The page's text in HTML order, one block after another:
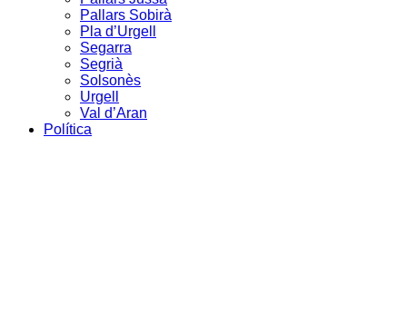
Pallars Sobirà
Pla d’Urgell
Segarra
Segrià
Solsonès
Urgell
Val d’Aran
Política